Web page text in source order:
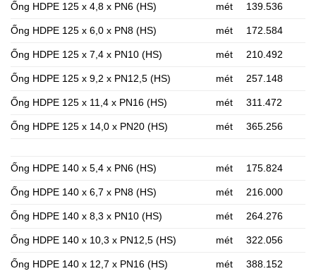
Ống HDPE 125 x 4,8 x PN6 (HS) mét 139.536
Ống HDPE 125 x 6,0 x PN8 (HS) mét 172.584
Ống HDPE 125 x 7,4 x PN10 (HS) mét 210.492
Ống HDPE 125 x 9,2 x PN12,5 (HS) mét 257.148
Ống HDPE 125 x 11,4 x PN16 (HS) mét 311.472
Ống HDPE 125 x 14,0 x PN20 (HS) mét 365.256
Ống HDPE 140 x 5,4 x PN6 (HS) mét 175.824
Ống HDPE 140 x 6,7 x PN8 (HS) mét 216.000
Ống HDPE 140 x 8,3 x PN10 (HS) mét 264.276
Ống HDPE 140 x 10,3 x PN12,5 (HS) mét 322.056
Ống HDPE 140 x 12,7 x PN16 (HS) mét 388.152